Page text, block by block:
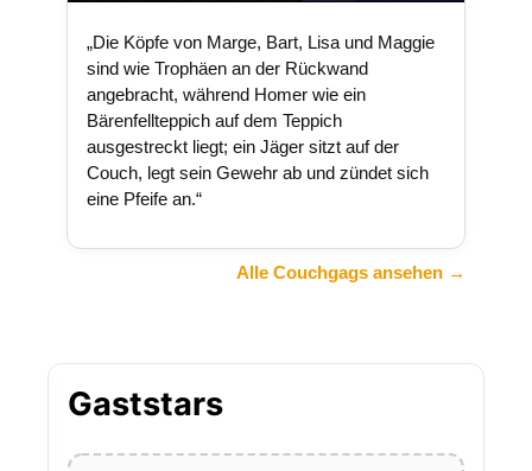
„Die Köpfe von Marge, Bart, Lisa und Maggie
sind wie Trophäen an der Rückwand
angebracht, während Homer wie ein
Bärenfellteppich auf dem Teppich
ausgestreckt liegt; ein Jäger sitzt auf der
Couch, legt sein Gewehr ab und zündet sich
eine Pfeife an.“
Alle Couchgags ansehen →
Gaststars